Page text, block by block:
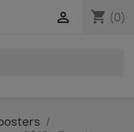
shopping_cart (0)
